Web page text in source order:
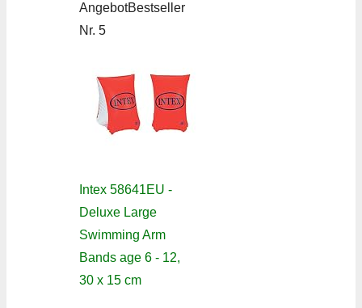
AngebotBestseller
Nr. 5
Intex 58641EU -
Deluxe Large
Swimming Arm
Bands age 6 - 12,
30 x 15 cm